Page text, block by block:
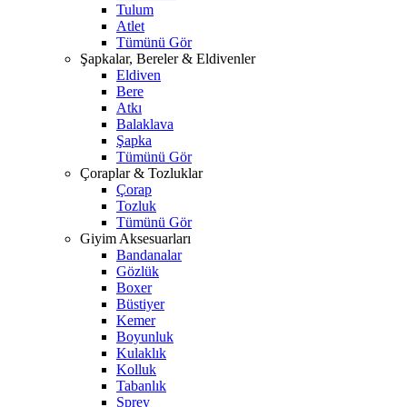
Tulum
Atlet
Tümünü Gör
Şapkalar, Bereler & Eldivenler
Eldiven
Bere
Atkı
Balaklava
Şapka
Tümünü Gör
Çoraplar & Tozluklar
Çorap
Tozluk
Tümünü Gör
Giyim Aksesuarları
Bandanalar
Gözlük
Boxer
Büstiyer
Kemer
Boyunluk
Kulaklık
Kolluk
Tabanlık
Sprey